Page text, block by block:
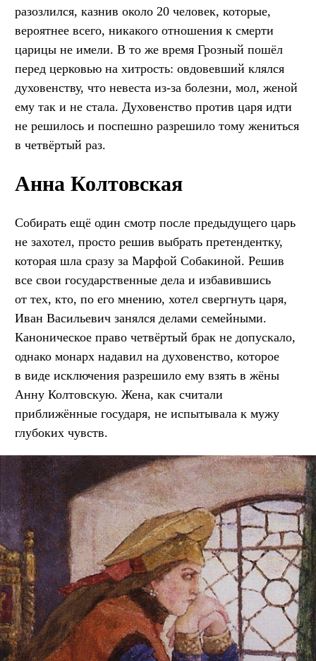
разозлился, казнив около 20 человек, которые,
вероятнее всего, никакого отношения к смерти
царицы не имели. В то же время Грозный пошёл
перед церковью на хитрость: овдовевший клялся
духовенству, что невеста из-за болезни, мол, женой
ему так и не стала. Духовенство против царя идти
не решилось и поспешно разрешило тому жениться
в четвёртый раз.
Анна Колтовская
Собирать ещё один смотр после предыдущего царь
не захотел, просто решив выбрать претендентку,
которая шла сразу за Марфой Собакиной. Решив
все свои государственные дела и избавившись
от тех, кто, по его мнению, хотел свергнуть царя,
Иван Васильевич занялся делами семейными.
Каноническое право четвёртый брак не допускало,
однако монарх надавил на духовенство, которое
в виде исключения разрешило ему взять в жёны
Анну Колтовскую. Жена, как считали
приближённые государя, не испытывала к мужу
глубоких чувств.